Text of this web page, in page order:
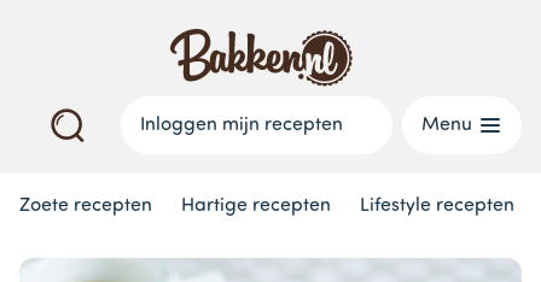
Inloggen mijn recepten Menu
Zoete recepten Hartige recepten Lifestyle recepten